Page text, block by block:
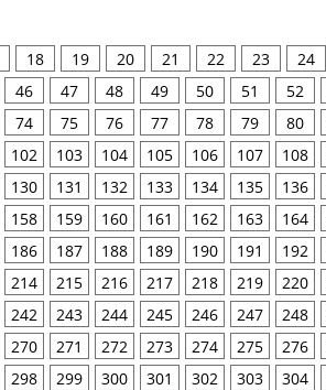
18 19 20 21 22 23 24
46 47 48 49 50 51 52
74 75 76 77 78 79 80
102 103 104 105 106 107 108
130 131 132 133 134 135 136
158 159 160 161 162 163 164
186 187 188 189 190 191 192
214 215 216 217 218 219 220
242 243 244 245 246 247 248
270 271 272 273 274 275 276
298 299 300 301 302 303 304